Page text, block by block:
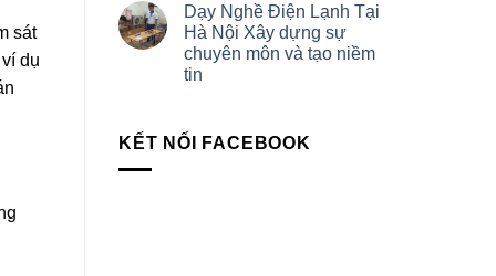
sát
dụ
Dạy Nghề Điện Lạnh Tại
Hà Nội Xây dựng sự
chuyên môn và tạo niềm
tin
KẾT NỐI FACEBOOK